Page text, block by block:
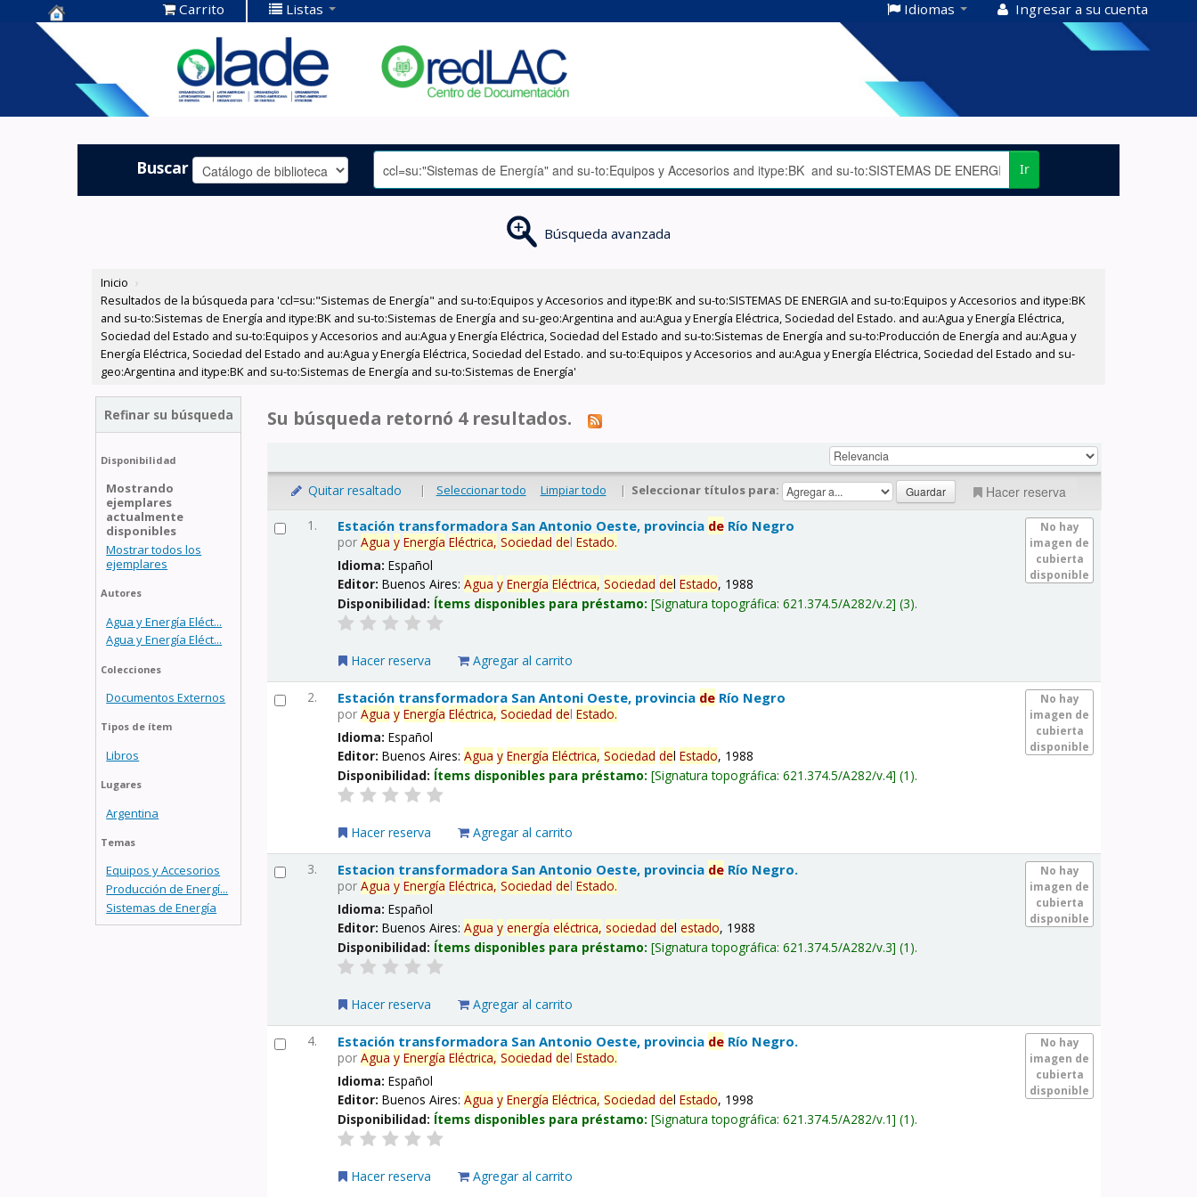
Centro de
Documentación
OLADE -
Carrito Listas Idiomas Ingresar a su cuenta
Buscar Ir
Búsqueda avanzada
Inicio ›
Resultados de la búsqueda para 'ccl=su:"Sistemas de Energía" and su-to:Equipos y Accesorios and itype:BK and su-to:SISTEMAS DE ENERGIA and su-to:Equipos y Accesorios and itype:BK
and su-to:Sistemas de Energía and itype:BK and su-to:Sistemas de Energía and su-geo:Argentina and au:Agua y Energía Eléctrica, Sociedad del Estado. and au:Agua y Energía Eléctrica,
Sociedad del Estado and su-to:Equipos y Accesorios and au:Agua y Energía Eléctrica, Sociedad del Estado and su-to:Sistemas de Energía and su-to:Producción de Energía and au:Agua y
Energía Eléctrica, Sociedad del Estado and au:Agua y Energía Eléctrica, Sociedad del Estado. and su-to:Equipos y Accesorios and au:Agua y Energía Eléctrica, Sociedad del Estado and su-
geo:Argentina and itype:BK and su-to:Sistemas de Energía and su-to:Sistemas de Energía'
Refinar su búsqueda
Disponibilidad
Mostrando
ejemplares
actualmente
disponibles
Mostrar todos los
ejemplares
Autores
Agua y Energía Eléct...
Agua y Energía Eléct...
Colecciones
Documentos Externos
Tipos de ítem
Libros
Lugares
Argentina
Temas
Equipos y Accesorios
Producción de Energí...
Sistemas de Energía
Su búsqueda retornó 4 resultados.
Quitar resaltado | Seleccionar todo Limpiar todo | Seleccionar títulos para: Hacer reserva
1.
No hay
imagen de
cubierta
disponible
Estación transformadora San Antonio Oeste, provincia de Río Negro
porAgua y Energía Eléctrica, Sociedad delEstado.
Idioma:Español
Editor:Buenos Aires:Agua y Energía Eléctrica, Sociedad delEstado, 1988
Disponibilidad: Ítems disponibles para préstamo: Signatura topográfica:621.374.5/A282/v.2 (3).
Hacer reserva Agregar al carrito
2.
No hay
imagen de
cubierta
disponible
Estación transformadora San Antoni Oeste, provincia de Río Negro
porAgua y Energía Eléctrica, Sociedad delEstado.
Idioma:Español
Editor:Buenos Aires:Agua y Energía Eléctrica, Sociedad delEstado, 1988
Disponibilidad: Ítems disponibles para préstamo: Signatura topográfica:621.374.5/A282/v.4 (1).
Hacer reserva Agregar al carrito
3.
No hay
imagen de
cubierta
disponible
Estacion transformadora San Antonio Oeste, provincia de Río Negro.
porAgua y Energía Eléctrica, Sociedad delEstado.
Idioma:Español
Editor:Buenos Aires:Agua y energía eléctrica, sociedad delestado, 1988
Disponibilidad: Ítems disponibles para préstamo: Signatura topográfica:621.374.5/A282/v.3 (1).
Hacer reserva Agregar al carrito
4.
No hay
imagen de
cubierta
disponible
Estación transformadora San Antonio Oeste, provincia de Río Negro.
porAgua y Energía Eléctrica, Sociedad delEstado.
Idioma:Español
Editor:Buenos Aires:Agua y Energía Eléctrica, Sociedad delEstado, 1998
Disponibilidad: Ítems disponibles para préstamo: Signatura topográfica:621.374.5/A282/v.1 (1).
Hacer reserva Agregar al carrito